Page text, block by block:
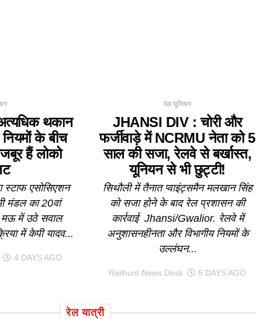
अत्यधिक थकान
के बीच
हैं लोको
स्टाफ एसोसिएशन
मंडल का 20वां
मऊ में उठे सवाल
में केपी यादव...
4 DAYS AGO
रेल यूनियन
JHANSI DIV : चोरी और
फर्जीवाड़े में NCRMU नेता को 5
साल की सजा, रेलवे से बर्खास्त,
यूनियन से भी छुट्टी!
सिथौली में तैनात प्वाइंट्समैन मलखान सिंह
को सजा होने के बाद रेल प्रशासन की
कार्रवाई Jhansi/Gwalior. रेलवे में
अनुशासनहीनता और विभागीय नियमों के
उल्लंघन...
Railhunt News Desk 5 DAYS AGO
रेल यात्री